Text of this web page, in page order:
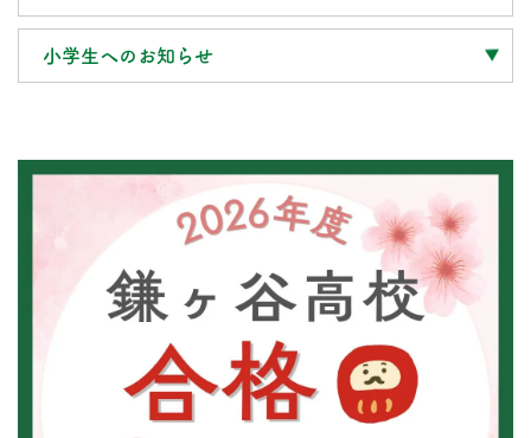
小学生へのお知らせ